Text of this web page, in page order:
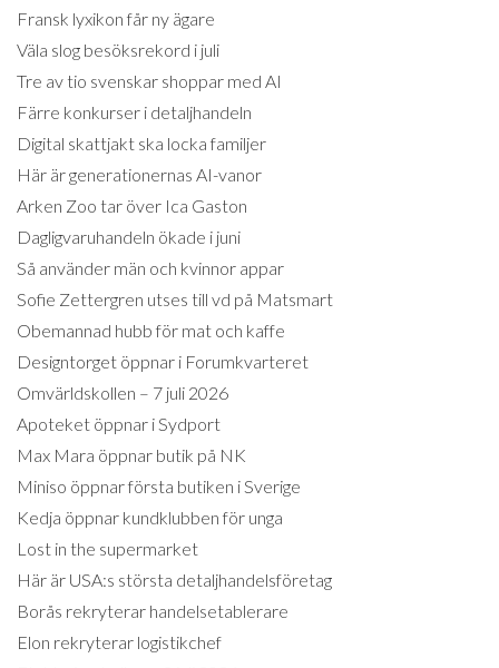
Fransk lyxikon får ny ägare
Väla slog besöksrekord i juli
Tre av tio svenskar shoppar med AI
Färre konkurser i detaljhandeln
Digital skattjakt ska locka familjer
Här är generationernas AI-vanor
Arken Zoo tar över Ica Gaston
Dagligvaruhandeln ökade i juni
Så använder män och kvinnor appar
Sofie Zettergren utses till vd på Matsmart
Obemannad hubb för mat och kaffe
Designtorget öppnar i Forumkvarteret
Omvärldskollen – 7 juli 2026
Apoteket öppnar i Sydport
Max Mara öppnar butik på NK
Miniso öppnar första butiken i Sverige
Kedja öppnar kundklubben för unga
Lost in the supermarket
Här är USA:s största detaljhandelsföretag
Borås rekryterar handelsetablerare
Elon rekryterar logistikchef